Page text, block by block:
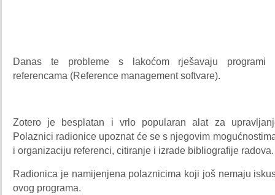
Danas te probleme s lakoćom rješavaju programi
referencama (Reference management softvare).
Zotero je besplatan i vrlo popularan alat za
Polaznici radionice upoznat će se s njegovim
i organizaciju referenci, citiranje i izrade bibliografije radova.
Radionica je namijenjena polaznicima koji još nemaju
ovog programa.